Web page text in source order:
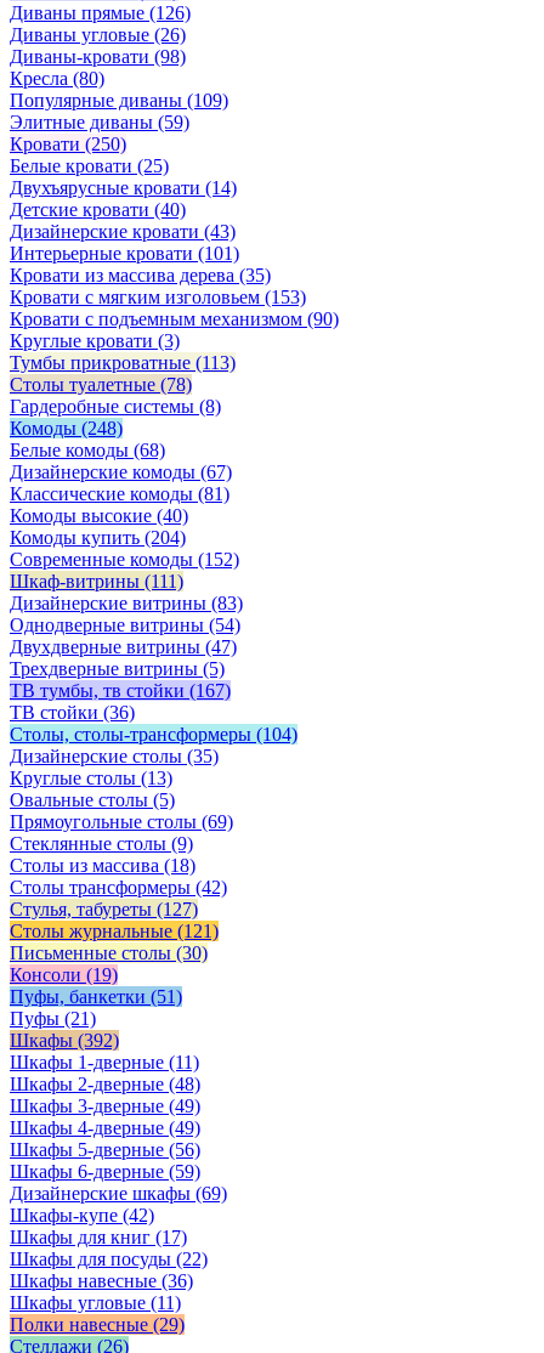
Диваны прямые (126)
Диваны угловые (26)
Диваны-кровати (98)
Кресла (80)
Популярные диваны (109)
Элитные диваны (59)
Кровати (250)
Белые кровати (25)
Двухъярусные кровати (14)
Детские кровати (40)
Дизайнерские кровати (43)
Интерьерные кровати (101)
Кровати из массива дерева (35)
Кровати с мягким изголовьем (153)
Кровати с подъемным механизмом (90)
Круглые кровати (3)
Тумбы прикроватные (113)
Столы туалетные (78)
Гардеробные системы (8)
Комоды (248)
Белые комоды (68)
Дизайнерские комоды (67)
Классические комоды (81)
Комоды высокие (40)
Комоды купить (204)
Современные комоды (152)
Шкаф-витрины (111)
Дизайнерские витрины (83)
Однодверные витрины (54)
Двухдверные витрины (47)
Трехдверные витрины (5)
ТВ тумбы, тв стойки (167)
ТВ стойки (36)
Столы, столы-трансформеры (104)
Дизайнерские столы (35)
Круглые столы (13)
Овальные столы (5)
Прямоугольные столы (69)
Стеклянные столы (9)
Столы из массива (18)
Столы трансформеры (42)
Стулья, табуреты (127)
Столы журнальные (121)
Письменные столы (30)
Консоли (19)
Пуфы, банкетки (51)
Пуфы (21)
Шкафы (392)
Шкафы 1-дверные (11)
Шкафы 2-дверные (48)
Шкафы 3-дверные (49)
Шкафы 4-дверные (49)
Шкафы 5-дверные (56)
Шкафы 6-дверные (59)
Дизайнерские шкафы (69)
Шкафы-купе (42)
Шкафы для книг (17)
Шкафы для посуды (22)
Шкафы навесные (36)
Шкафы угловые (11)
Полки навесные (29)
Стеллажи (26)